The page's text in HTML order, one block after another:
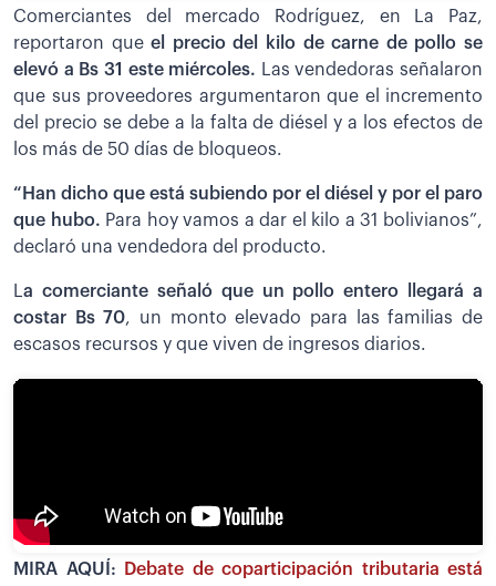
Comerciantes del mercado Rodríguez, en La Paz,
reportaron queel precio del kilo de carne de pollo se
elevó a Bs 31 este miércoles. Las vendedoras señalaron
que sus proveedores argumentaron que el incremento
del precio se debe a la falta de diésel y a los efectos de
los más de 50 días de bloqueos.
“Han dicho que está subiendo por el diésel y por el paro
que hubo. Para hoy vamos a dar el kilo a 31 bolivianos”,
declaró una vendedora del producto.
La comerciante señaló que un pollo entero llegará a
costar Bs 70, un monto elevado para las familias de
escasos recursos y que viven de ingresos diarios.
MIRA AQUÍ:
Debate de coparticipación tributaria está